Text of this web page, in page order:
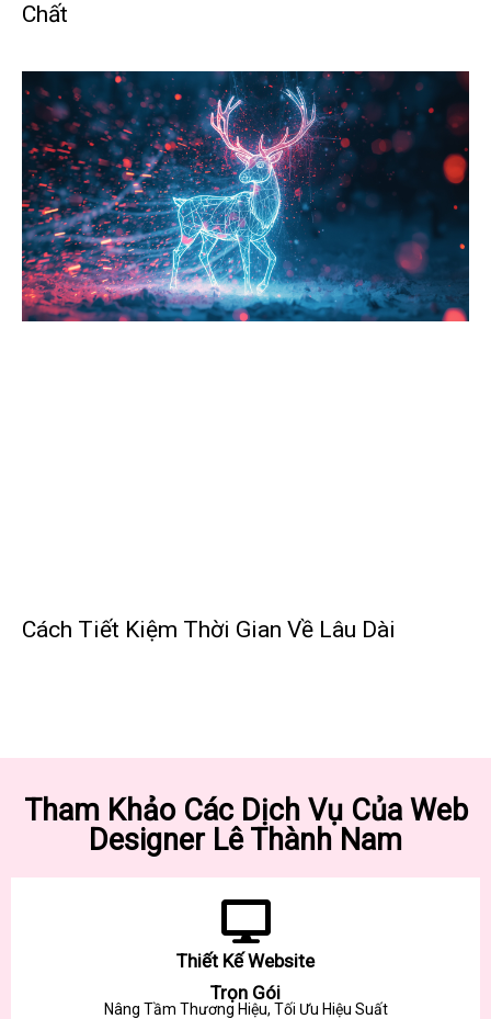
Chất
Cách Tiết Kiệm Thời Gian Về Lâu Dài
Tham Khảo Các Dịch Vụ Của Web
Designer Lê Thành Nam
Thiết Kế Website
Trọn Gói
Nâng Tầm Thương Hiệu, Tối Ưu Hiệu Suất